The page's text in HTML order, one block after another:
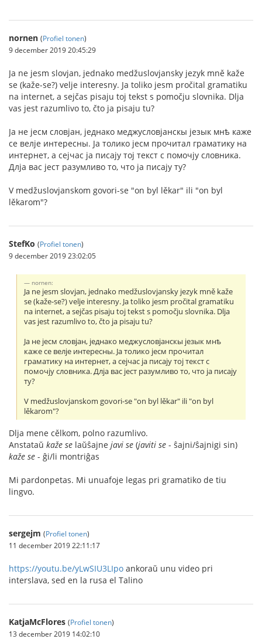
nornen (Profiel tonen)
9 december 2019 20:45:29
Ja ne jesm slovjan, jednako medžuslovjansky jezyk mně kaže
se (kaže-se?) velje interesny. Ja toliko jesm pročital gramatiku
na internet, a sejčas pisaju toj tekst s pomočju slovnika. Dlja
vas jest razumlivo to, čto ja pisaju tu?
Jа не jесм словjан, jеднако меджусловjанскы jезык мнѣ каже
се велjе интересны. Jа толико jесм прочитал граматику на
интернет, а сеjчас jа писаjу тоj текст с помочjу словника.
Длjа вас jест разумливо то, что jа писаjу ту?
V medžuslovjanskom govori-se "on byl lěkar" ili "on byl
lěkarom"?
StefKo (Profiel tonen)
9 december 2019 23:02:05
nornen:
Ja ne jesm slovjan, jednako medžuslovjansky jezyk mně kaže
se (kaže-se?) velje interesny. Ja toliko jesm pročital gramatiku
na internet, a sejčas pisaju toj tekst s pomočju slovnika. Dlja
vas jest razumlivo to, čto ja pisaju tu?
Jа не jесм словjан, jеднако меджусловjанскы jезык мнѣ
каже се велjе интересны. Jа толико jесм прочитал
граматику на интернет, а сеjчас jа писаjу тоj текст с
помочjу словника. Длjа вас jест разумливо то, что jа писаjу
ту?
V medžuslovjanskom govori-se "on byl lěkar" ili "on byl
lěkarom"?
Dlja mene cělkom, polno razumlivo.
Anstataŭ kaže se laŭŝajne javi se (javiti se - ŝajni/ŝajnigi sin)
kaže se - ĝi/li montriĝas
Mi pardonpetas. Mi unuafoje legas pri gramatiko de tiu
lingvo.
sergejm (Profiel tonen)
11 december 2019 22:11:17
https://youtu.be/yLwSIU3LIpo ankoraŭ unu video pri
interslava, sed en la rusa el Talino
KatjaMcFlores (Profiel tonen)
13 december 2019 14:02:10